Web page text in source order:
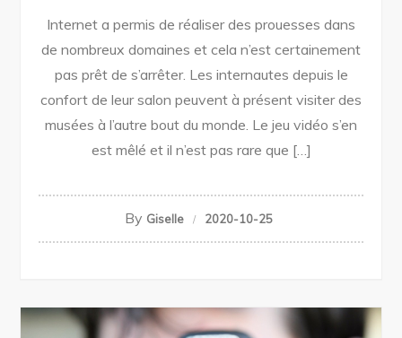
Internet a permis de réaliser des prouesses dans
de nombreux domaines et cela n’est certainement
pas prêt de s’arrêter. Les internautes depuis le
confort de leur salon peuvent à présent visiter des
musées à l’autre bout du monde. Le jeu vidéo s’en
est mêlé et il n’est pas rare que […]
By Giselle 2020-10-25